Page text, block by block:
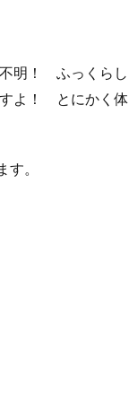
不明！ ふっくらし
すよ！ とにかく体
。